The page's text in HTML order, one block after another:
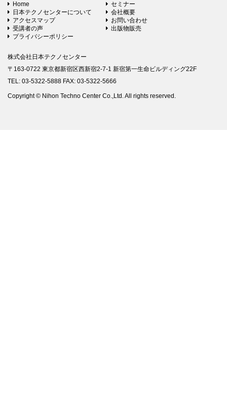
Home
セミナー
日本テクノセンターについて
会社概要
アクセスマップ
お問い合わせ
受講者の声
出版物販売
プライバシーポリシー
株式会社日本テクノセンター
〒163-0722 東京都新宿区西新宿2-7-1 新宿第一生命ビルディング22F
TEL: 03-5322-5888 FAX: 03-5322-5666
Copyright © Nihon Techno Center Co.,Ltd. All rights reserved.